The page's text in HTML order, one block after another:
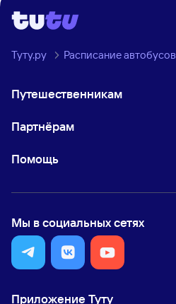
Туту.ру Расписание автобусов
Путешественникам
Партнёрам
Помощь
Мы в социальных сетях
Приложение Туту